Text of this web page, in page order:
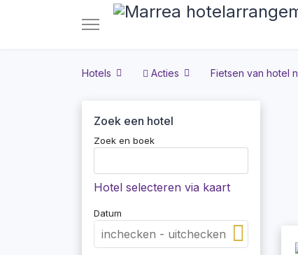
Hotels Acties Fietsen van hotel
Zoek een hotel
Zoek en boek
Hotel selecteren via kaart
Datum